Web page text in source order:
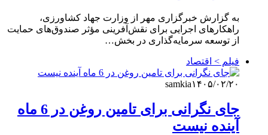
به گزارش خبرگزاری مهر از وزارت جهاد کشاورزی،
راهکارهای اجرایی برای نقش‌آفرینی مؤثر صندوق‌های حمایت
از توسعه سرمایه‌گذاری در بخش…
فیلم > اقتصاد
samkia۱۴۰۵/۰۲/۲۰
جای نگرانی برای تامین روغن در 6 ماه
آینده نیست